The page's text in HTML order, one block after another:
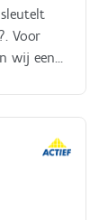
Voor
wij een
Je